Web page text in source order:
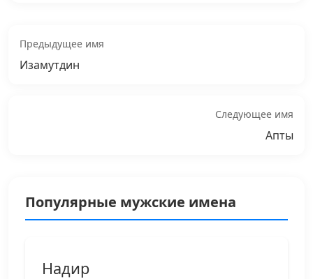
Предыдущее имя
Изамутдин
Следующее имя
Апты
Популярные мужские имена
Надир